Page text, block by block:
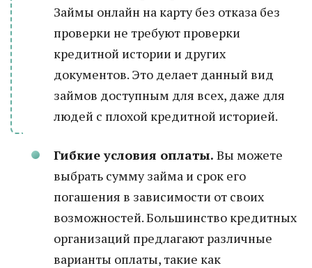
Займы онлайн на карту без отказа без
проверки не требуют проверки
кредитной истории и других
документов. Это делает данный вид
займов доступным для всех, даже для
людей с плохой кредитной историей.
Гибкие условия оплаты. Вы можете
выбрать сумму займа и срок его
погашения в зависимости от своих
возможностей. Большинство кредитных
организаций предлагают различные
варианты оплаты, такие как